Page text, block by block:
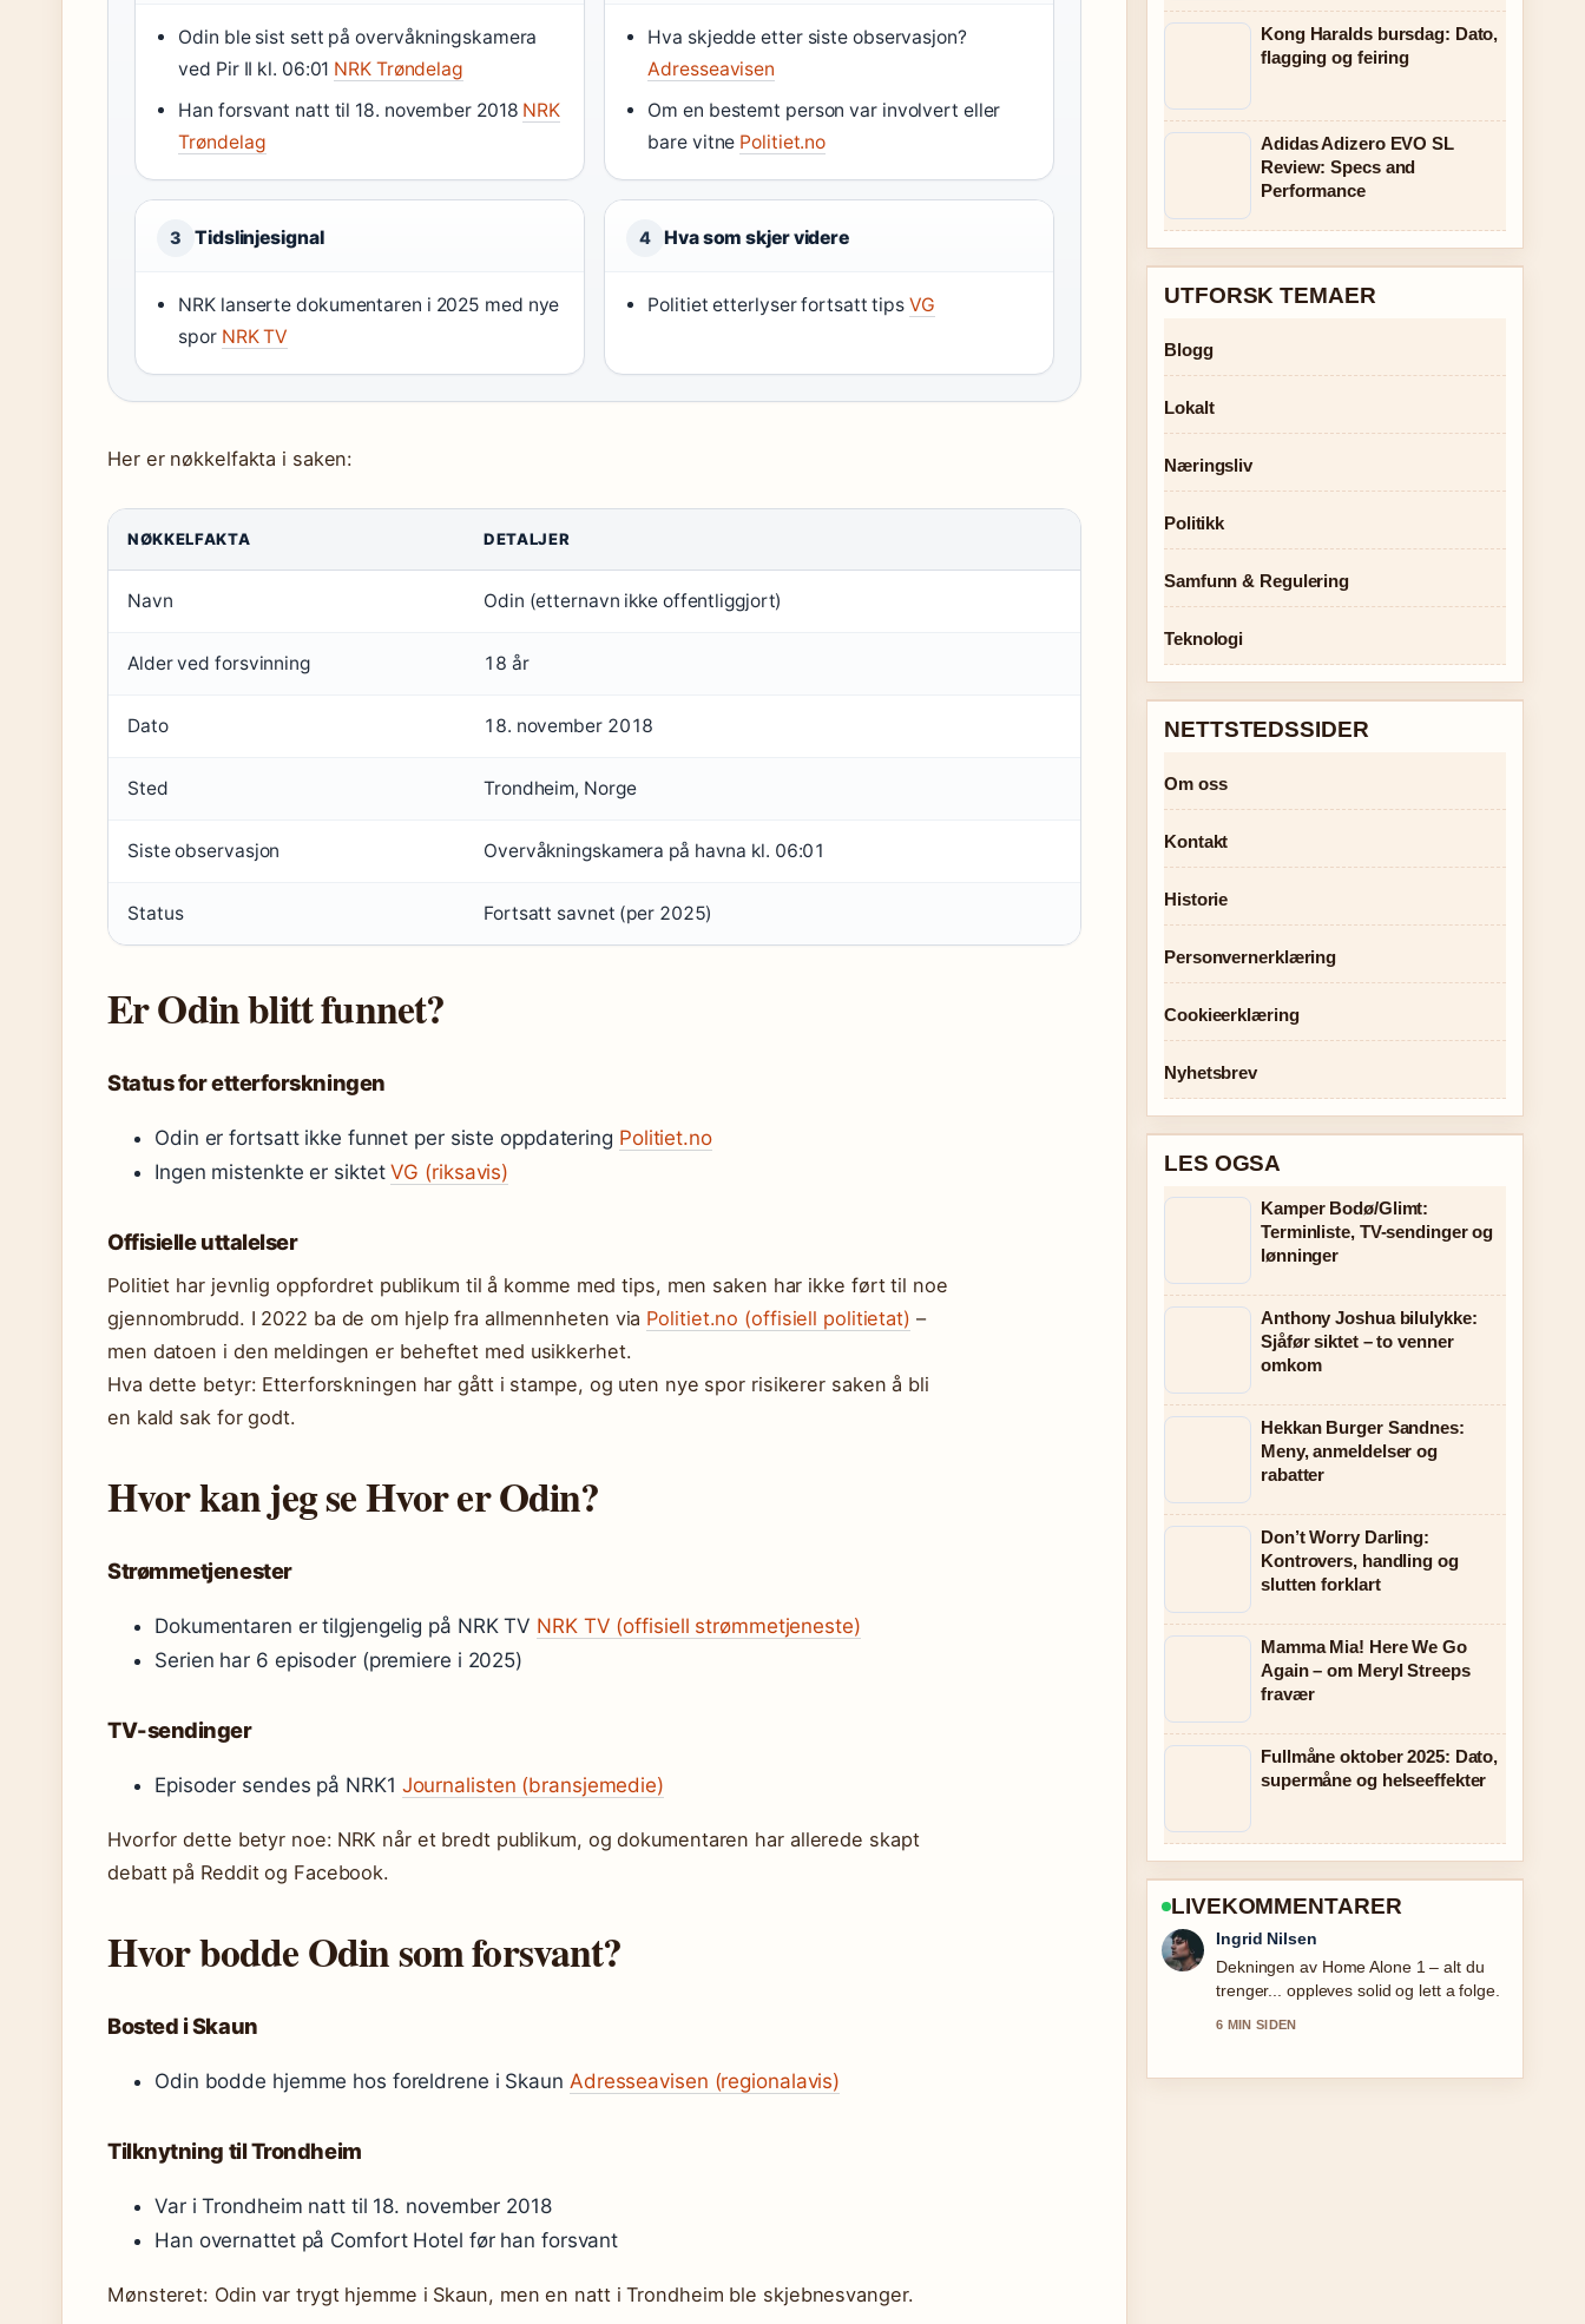
Odin ble sist sett på overvåkningskamera
ved Pir II kl. 06:01 NRK Trøndelag
Han forsvant natt til 18. november 2018 NRK
Trøndelag
Hva skjedde etter siste observasjon?
Adresseavisen
Om en bestemt person var involvert eller
bare vitne Politiet.no
3 Tidslinjesignal
NRK lanserte dokumentaren i 2025 med nye
spor NRK TV
4 Hva som skjer videre
Politiet etterlyser fortsatt tips VG
Her er nøkkelfakta i saken:
NØKKELFAKTA DETALJER
Navn Odin (etternavn ikke offentliggjort)
Alder ved forsvinning 18 år
Dato 18. november 2018
Sted Trondheim, Norge
Siste observasjon Overvåkningskamera på havna kl. 06:01
Status Fortsatt savnet (per 2025)
Er Odin blitt funnet?
Status for etterforskningen
Odin er fortsatt ikke funnet per siste oppdatering Politiet.no
Ingen mistenkte er siktetVG (riksavis)
Offisielle uttalelser
Politiet har jevnlig oppfordret publikum til å komme med tips, men saken har ikke ført til noe
gjennombrudd. I 2022 ba de om hjelp fra allmennheten via Politiet.no (offisiell politietat) –
men datoen i den meldingen er beheftet med usikkerhet.
Hva dette betyr: Etterforskningen har gått i stampe, og uten nye spor risikerer saken å bli
en kald sak for godt.
Hvor kan jeg se Hvor er Odin?
Strømmetjenester
Dokumentaren er tilgjengelig på NRK TV NRK TV (offisiell strømmetjeneste)
Serien har 6 episoder (premiere i 2025)
TV-sendinger
Episoder sendes på NRK1 Journalisten (bransjemedie)
Hvorfor dette betyr noe: NRK når et bredt publikum, og dokumentaren har allerede skapt
debatt på Reddit og Facebook.
Hvor bodde Odin som forsvant?
Bosted i Skaun
Odin bodde hjemme hos foreldrene i Skaun Adresseavisen (regionalavis)
Tilknytning til Trondheim
Var i Trondheim natt til 18. november 2018
Han overnattet på Comfort Hotel før han forsvant
Mønsteret: Odin var trygt hjemme i Skaun, men en natt i Trondheim ble skjebnesvanger.
Kong Haralds bursdag: Dato,
flagging og feiring
Adidas Adizero EVO SL
Review: Specs and
Performance
UTFORSK TEMAER
Blogg
Lokalt
Næringsliv
Politikk
Samfunn & Regulering
Teknologi
NETTSTEDSSIDER
Om oss
Kontakt
Historie
Personvernerklæring
Cookieerklæring
Nyhetsbrev
LES OGSA
Kamper Bodø/Glimt:
Terminliste, TV-sendinger og
lønninger
Anthony Joshua bilulykke:
Sjåfør siktet – to venner
omkom
Hekkan Burger Sandnes:
Meny, anmeldelser og
rabatter
Don’t Worry Darling:
Kontrovers, handling og
slutten forklart
Mamma Mia! Here We Go
Again – om Meryl Streeps
fravær
Fullmåne oktober 2025: Dato,
supermåne og helseeffekter
LIVEKOMMENTARER
Sindre Hansen
Sterkt verifiseringsarbeid rundt Buss
Kristiansand Oslo: priser, rutetider og